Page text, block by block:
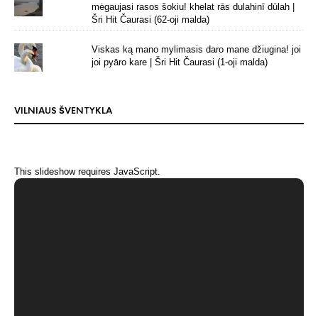
mėgaujasi rasos šokiu! khelat rās dulahinī dūlah |
Šri Hit Čaurasi (62-oji malda)
Viskas ką mano mylimasis daro mane džiugina! joi
joi pyāro kare | Šri Hit Čaurasi (1-oji malda)
VILNIAUS ŠVENTYKLA
This slideshow requires JavaScript.